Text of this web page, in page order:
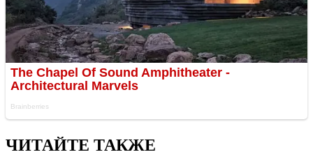
ЧИТАЙТЕ ТАКЖЕ